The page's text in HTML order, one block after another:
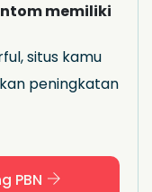
memiliki
situs kamu
peningkatan
PBN